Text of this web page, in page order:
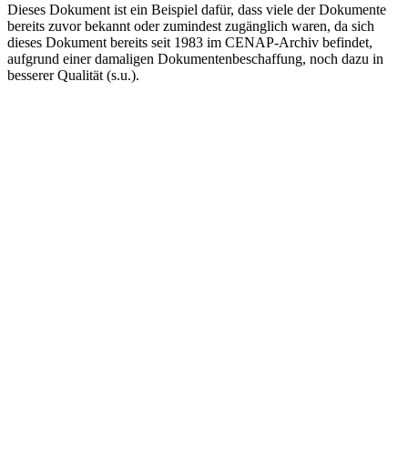
Dieses Dokument ist ein Beispiel dafür, dass viele der Dokumente
bereits zuvor bekannt oder zumindest zugänglich waren, da sich
dieses Dokument bereits seit 1983 im CENAP-Archiv befindet,
aufgrund einer damaligen Dokumentenbeschaffung, noch dazu in
besserer Qualität (s.u.).